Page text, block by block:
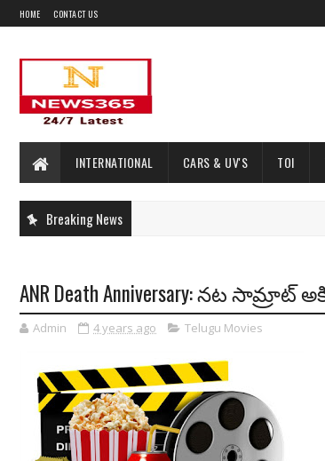
HOME CONTACT US
INTERNATIONAL CARS & UV'S TOI
Breaking News
ANR Death Anniversary: నట
Admin 4 years ago Telugu Movies